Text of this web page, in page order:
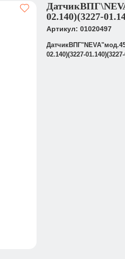
02.140)(3227-
Артикул: 01020497
02.140)(3227-